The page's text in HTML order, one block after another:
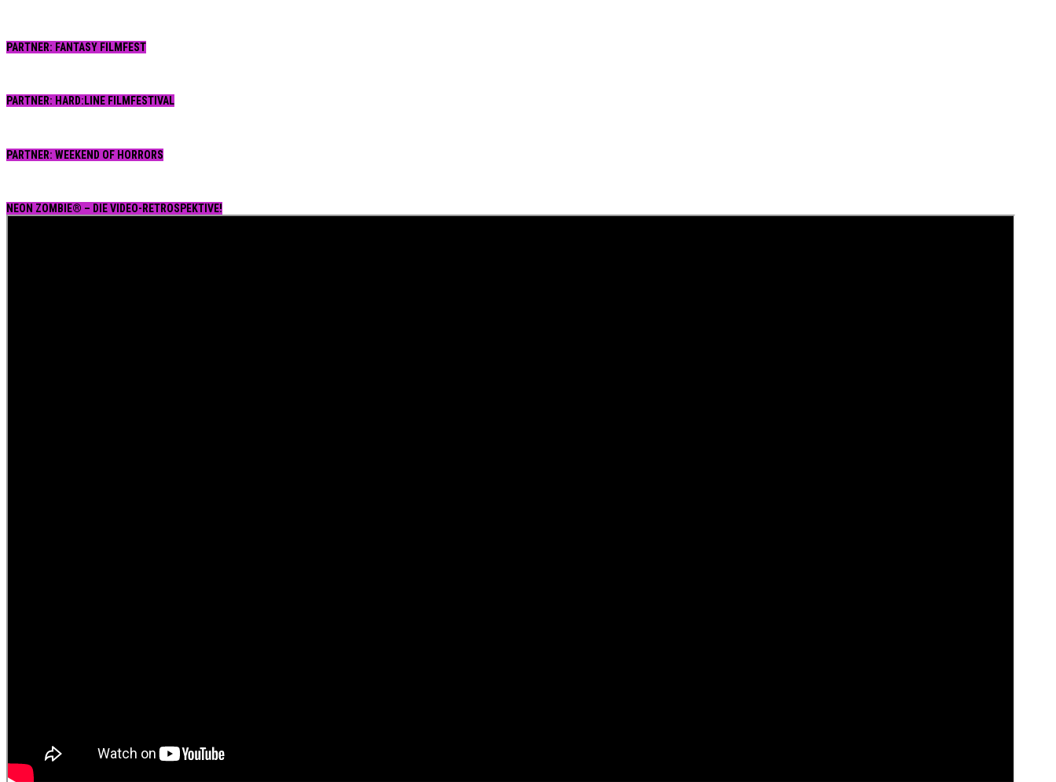
PARTNER: FANTASY FILMFEST
PARTNER: HARD:LINE FILMFESTIVAL
PARTNER: WEEKEND OF HORRORS
NEON ZOMBIE® – DIE VIDEO-RETROSPEKTIVE!